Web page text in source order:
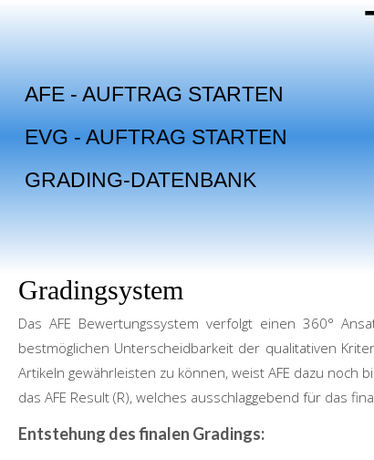
AFE - AUFTRAG STARTEN
EVG - AUFTRAG STARTEN
GRADING-DATENBANK
Gradingsystem
Das AFE Bewertungssystem verfolgt einen 360°
bestmöglichen Unterscheidbarkeit der qualitativen
Artikeln gewährleisten zu können, weist AFE dazu noch
das AFE Result (R), welches ausschlaggebend für das
Entstehung des finalen Gradings: